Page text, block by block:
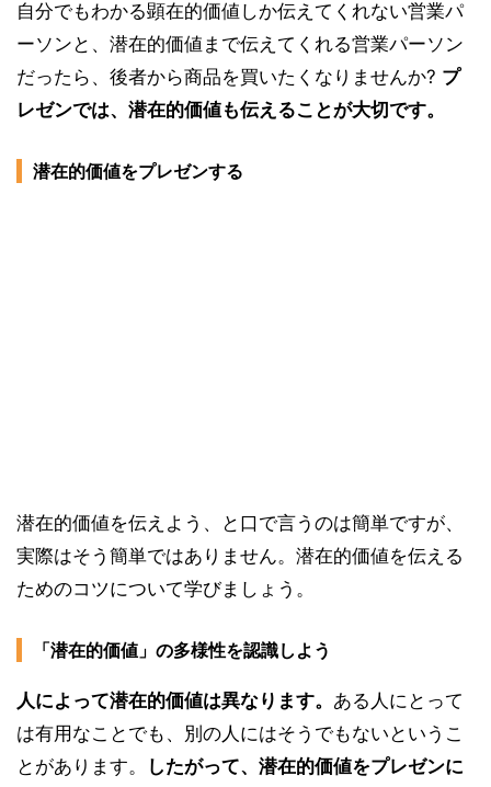
自分でもわかる顕在的価値しか伝えてくれない営業パ
ーソンと、潜在的価値まで伝えてくれる営業パーソン
だったら、後者から商品を買いたくなりませんか? プ
レゼンでは、潜在的価値も伝えることが大切です。
潜在的価値をプレゼンする
潜在的価値を伝えよう、と口で言うのは簡単ですが、
実際はそう簡単ではありません。潜在的価値を伝える
ためのコツについて学びましょう。
「潜在的価値」の多様性を認識しよう
人によって潜在的価値は異なります。 ある人にとって
は有用なことでも、別の人にはそうでもないというこ
とがあります。
したがって、潜在的価値をプレゼンに